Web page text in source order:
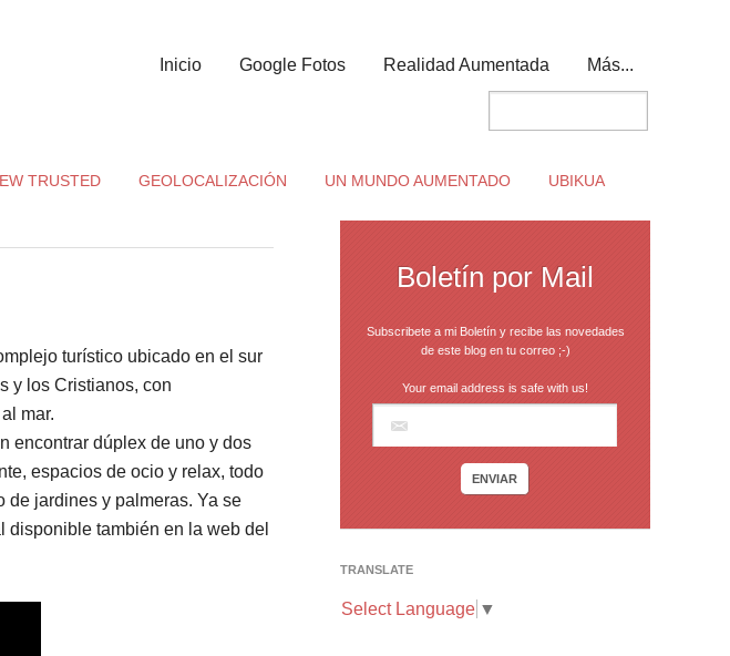
Inicio Google Fotos Realidad Aumentada Más...
TRUSTED GEOLOCALIZACIÓN UN MUNDO AUMENTADO UBIKUA
turístico ubicado en el sur
y los Cristianos, con
mar.
encontrar dúplex de uno y dos
espacios de ocio y relax, todo
de jardines y palmeras. Ya se
disponible también en la web del
Boletín por Mail
Subscribete a mi Boletín y recibe las novedades
de este blog en tu correo ;-)
Your email address is safe with us!
TRANSLATE
Select Language ▼